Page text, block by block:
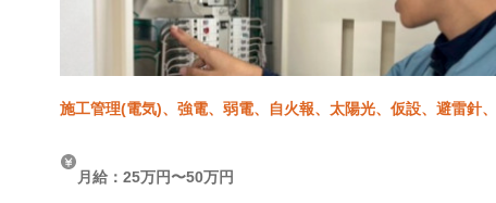
施工管理(電気)、強電、弱電、自火報、太陽光、仮設、避雷針
月給：25万円〜50万円